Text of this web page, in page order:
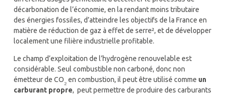
décarbonation de l’économie, en la rendant moins tributaire
des énergies fossiles, d’atteindre les objectifs de la France en
matière de réduction de gaz à effet de serre², et de développer
localement une filière industrielle profitable.
Le champ d’exploitation de l’hydrogène renouvelable est
considérable. Seul combustible non carboné, donc non
émetteur de CO₂en combustion, il peut être utilisé comme un
carburant propre, peut permettre de produire des carburants